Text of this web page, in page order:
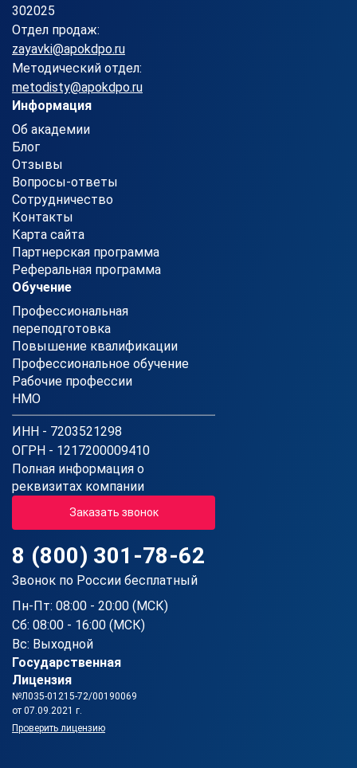
302025
Отдел продаж:
zayavki@apokdpo.ru
Методический отдел:
metodisty@apokdpo.ru
Информация
Об академии
Блог
Отзывы
Вопросы-ответы
Сотрудничество
Контакты
Карта сайта
Партнерская программа
Реферальная программа
Обучение
Профессиональная
переподготовка
Повышение квалификации
Профессиональное обучение
Рабочие профессии
НМО
ИНН - 7203521298
ОГРН - 1217200009410
Полная информация о
реквизитах компании
Заказать звонок
8 (800) 301-78-62
Звонок по России бесплатный
Пн-Пт: 08:00 - 20:00 (МСК)
Сб: 08:00 - 16:00 (МСК)
Вс: Выходной
Государственная
Лицензия
№Л035-01215-72/00190069
от 07.09.2021 г.
Проверить лицензию